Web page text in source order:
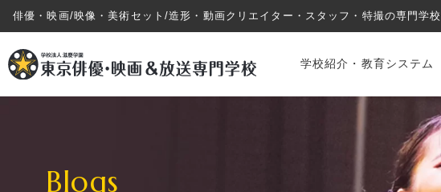
俳優・映画/映像・美術セット/造形・動画クリエイター・スタッフ・特撮の専門学校
学校紹介・教育システム
Blogs